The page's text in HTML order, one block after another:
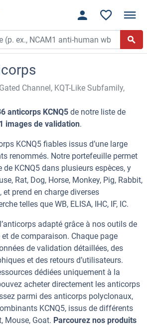
Channel, KQT-Like Subfamily,
anticorps KCNQ5 de notre liste de
images de validation.
KCNQ5 fiables issus d’une large
renommés. Notre portefeuille permet
de KCNQ5 dans plusieurs espèces, y
Rat, Dog, Horse, Monkey, Pig, Rabbit,
et prend en charge diverses
telles que WB, ELISA, IHC, IF, IC.
adapté grâce à nos outils de
de comparaison. Chaque page
de validation détaillées, des
et des retours d’utilisateurs.
dédiées uniquement à la
acheter directement les anticorps
parmi des anticorps polyclonaux,
KCNQ5, issus de différents
Mouse, Goat. Parcourez nos produits